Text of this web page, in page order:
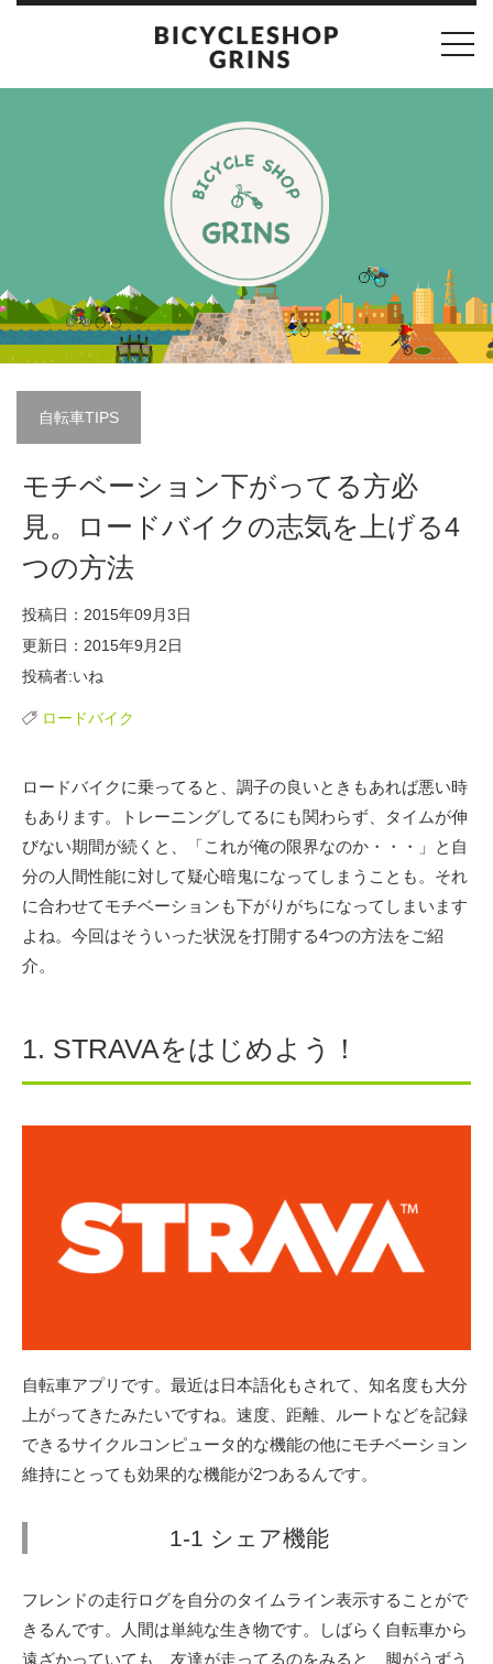
自転車TIPS
モチベーション下がってる方必
見。ロードバイクの志気を上げる4
つの方法
投稿日：2015年09月3日
更新日：2015年9月2日
投稿者:いね
ロードバイク
ロードバイクに乗ってると、調子の良いときもあれば悪い時
もあります。トレーニングしてるにも関わらず、タイムが伸
びない期間が続くと、「これが俺の限界なのか・・・」と自
分の人間性能に対して疑心暗鬼になってしまうことも。それ
に合わせてモチベーションも下がりがちになってしまいます
よね。今回はそういった状況を打開する4つの方法をご紹
介。
1. STRAVAをはじめよう！
自転車アプリです。最近は日本語化もされて、知名度も大分
上がってきたみたいですね。速度、距離、ルートなどを記録
できるサイクルコンピュータ的な機能の他にモチベーション
維持にとっても効果的な機能が2つあるんです。
1-1 シェア機能
フレンドの走行ログを自分のタイムライン表示することがで
きるんです。人間は単純な生き物です。しばらく自転車から
遠ざかっていても、友達が走ってるのをみると、脚がうずう